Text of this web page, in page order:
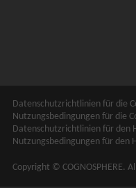
Datenschutzrichtlinien für die
Nutzungsbedingungen für die
Datenschutzrichtlinien für den
Nutzungsbedingungen für den
Copyright © COGNOSPHERE.